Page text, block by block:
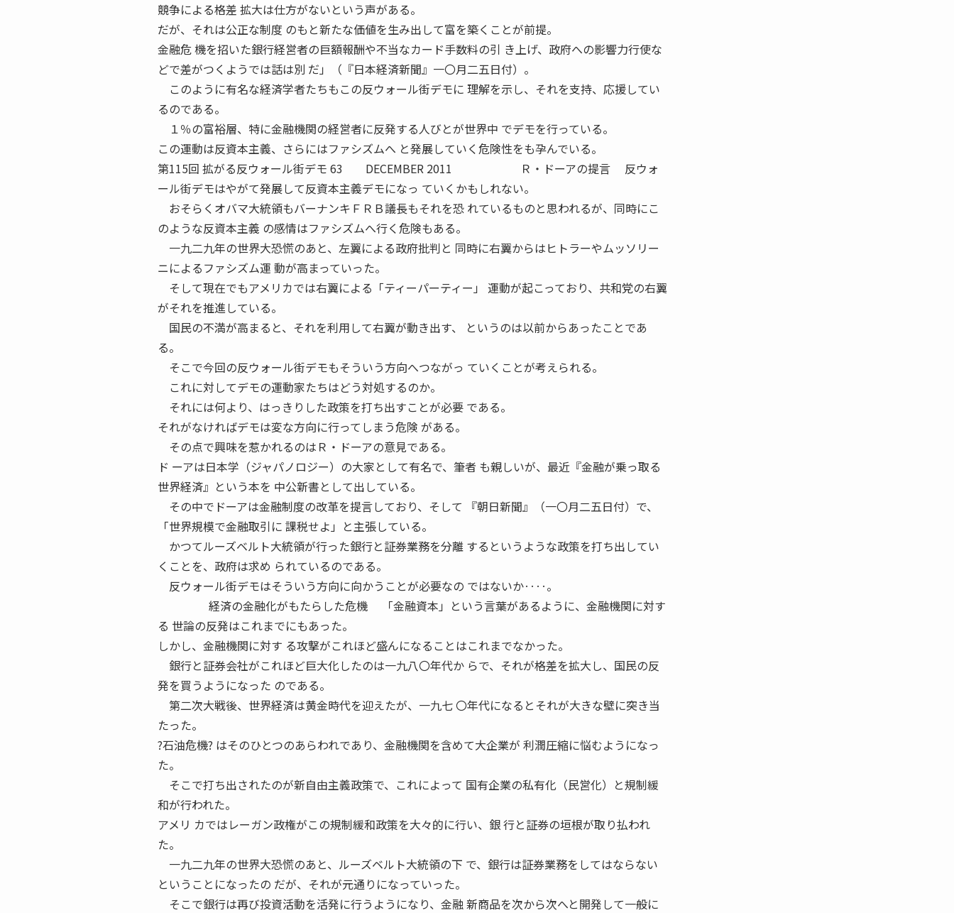
競争による格差 拡大は仕方がないという声がある。
だが、それは公正な制度 のもと新たな価値を生み出して富を築くことが前提。
金融危 機を招いた銀行経営者の巨額報酬や不当なカード手数料の引 き上げ、政府への影響力行使な
どで差がつくようでは話は別 だ」（『日本経済新聞』一〇月二五日付）。
このように有名な経済学者たちもこの反ウォール街デモに 理解を示し、それを支持、応援してい
るのである。
１％の富裕層、特に金融機関の経営者に反発する人びとが世界中 でデモを行っている。
この運動は反資本主義、さらにはファシズムへ と発展していく危険性をも孕んでいる。
第115回 拡がる反ウォール街デモ 63 DECEMBER 2011 Ｒ・ドーアの提言 反ウォ
ール街デモはやがて発展して反資本主義デモになっ ていくかもしれない。
おそらくオバマ大統領もバーナンキＦＲＢ議長もそれを恐 れているものと思われるが、同時にこ
のような反資本主義 の感情はファシズムへ行く危険もある。
一九二九年の世界大恐慌のあと、左翼による政府批判と 同時に右翼からはヒトラーやムッソリー
ニによるファシズム運 動が高まっていった。
そして現在でもアメリカでは右翼による「ティーパーティー」 運動が起こっており、共和党の右翼
がそれを推進している。
国民の不満が高まると、それを利用して右翼が動き出す、 というのは以前からあったことであ
る。
そこで今回の反ウォール街デモもそういう方向へつながっ ていくことが考えられる。
これに対してデモの運動家たちはどう対処するのか。
それには何より、はっきりした政策を打ち出すことが必要 である。
それがなければデモは変な方向に行ってしまう危険 がある。
その点で興味を惹かれるのはＲ・ドーアの意見である。
ド ーアは日本学（ジャパノロジー）の大家として有名で、筆者 も親しいが、最近『金融が乗っ取る
世界経済』という本を 中公新書として出している。
その中でドーアは金融制度の改革を提言しており、そして 『朝日新聞』（一〇月二五日付）で、
「世界規模で金融取引に 課税せよ」と主張している。
かつてルーズベルト大統領が行った銀行と証券業務を分離 するというような政策を打ち出してい
くことを、政府は求め られているのである。
反ウォール街デモはそういう方向に向かうことが必要なの ではないか‥‥。
経済の金融化がもたらした危機 「金融資本」という言葉があるように、金融機関に対す
る 世論の反発はこれまでにもあった。
しかし、金融機関に対す る攻撃がこれほど盛んになることはこれまでなかった。
銀行と証券会社がこれほど巨大化したのは一九八〇年代か らで、それが格差を拡大し、国民の反
発を買うようになった のである。
第二次大戦後、世界経済は黄金時代を迎えたが、一九七 〇年代になるとそれが大きな壁に突き当
たった。
?石油危機? はそのひとつのあらわれであり、金融機関を含めて大企業が 利潤圧縮に悩むようになっ
た。
そこで打ち出されたのが新自由主義政策で、これによって 国有企業の私有化（民営化）と規制緩
和が行われた。
アメリ カではレーガン政権がこの規制緩和政策を大々的に行い、銀 行と証券の垣根が取り払われ
た。
一九二九年の世界大恐慌のあと、ルーズベルト大統領の下 で、銀行は証券業務をしてはならない
ということになったの だが、それが元通りになっていった。
そこで銀行は再び投資活動を活発に行うようになり、金融 新商品を次から次へと開発して一般に